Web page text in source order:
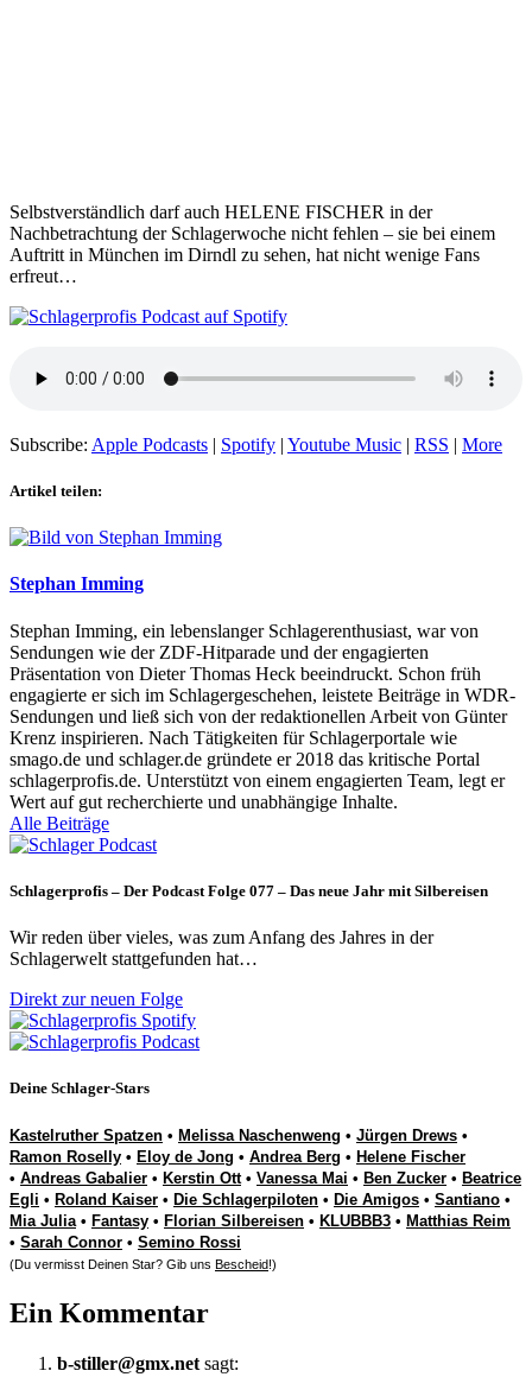
Selbstverständlich darf auch HELENE FISCHER in der
Nachbetrachtung der Schlagerwoche nicht fehlen – sie bei einem
Auftritt in München im Dirndl zu sehen, hat nicht wenige Fans
erfreut…
Subscribe: Apple Podcasts | Spotify | Youtube Music | RSS | More
Artikel teilen:
Stephan Imming
Stephan Imming, ein lebenslanger Schlagerenthusiast, war von
Sendungen wie der ZDF-Hitparade und der engagierten
Präsentation von Dieter Thomas Heck beeindruckt. Schon früh
engagierte er sich im Schlagergeschehen, leistete Beiträge in WDR-
Sendungen und ließ sich von der redaktionellen Arbeit von Günter
Krenz inspirieren. Nach Tätigkeiten für Schlagerportale wie
smago.de und schlager.de gründete er 2018 das kritische Portal
schlagerprofis.de. Unterstützt von einem engagierten Team, legt er
Wert auf gut recherchierte und unabhängige Inhalte.
Alle Beiträge
Schlagerprofis – Der Podcast Folge 077 – Das neue Jahr mit Silbereisen
Wir reden über vieles, was zum Anfang des Jahres in der
Schlagerwelt stattgefunden hat…
Direkt zur neuen Folge
Deine Schlager-Stars
Kastelruther Spatzen • Melissa Naschenweng • Jürgen Drews •
Ramon Roselly • Eloy de Jong • Andrea Berg • Helene Fischer
• Andreas Gabalier • Kerstin Ott• Vanessa Mai • Ben Zucker • Beatrice
Egli • Roland Kaiser • Die Schlagerpiloten • Die Amigos • Santiano •
Mia Julia• Fantasy • Florian Silbereisen • KLUBBB3 • Matthias Reim
• Sarah Connor • Semino Rossi
(Du vermisst Deinen Star? Gib uns Bescheid!)
Ein Kommentar
b-stiller@gmx.net sagt: